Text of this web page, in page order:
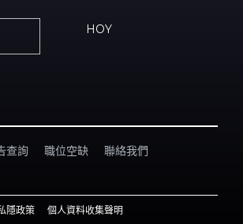
HOY
查詢 職位空缺 聯絡我們
隱政策 個人資料收集聲明